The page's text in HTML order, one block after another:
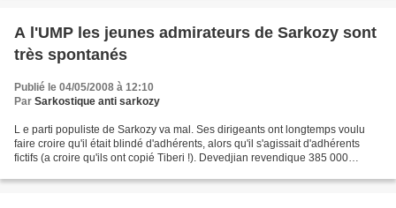
A l'UMP les jeunes admirateurs de Sarkozy sont
très spontanés
Publié le 04/05/2008 à 12:10
Par Sarkostique anti sarkozy
L e parti populiste de Sarkozy va mal. Ses dirigeants ont longtemps voulu
faire croire qu'il était blindé d'adhérents, alors qu'il s'agissait d'adhérents
fictifs (a croire qu'ils ont copié Tiberi !). Devedjian revendique 385 000